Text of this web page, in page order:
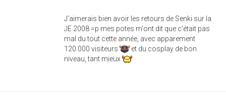
J'aimerais bien avoir les retours de Senki sur la
JE 2008 =p mes potes m'ont dit que c'était pas
mal du tout cette année, avec apparement
120.000 visiteurs
et du cosplay de bon
niveau, tant mieux